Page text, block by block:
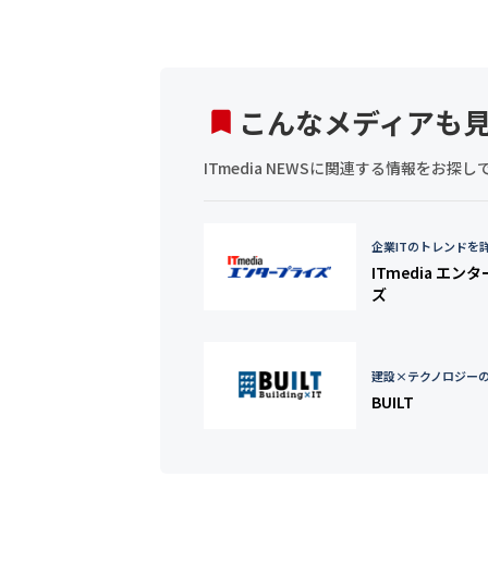
こんなメディアも
ITmedia NEWSに関連する情報をお探し
企業ITのトレンドを
ITmedia エンタ
ズ
建設×テクノロジー
BUILT